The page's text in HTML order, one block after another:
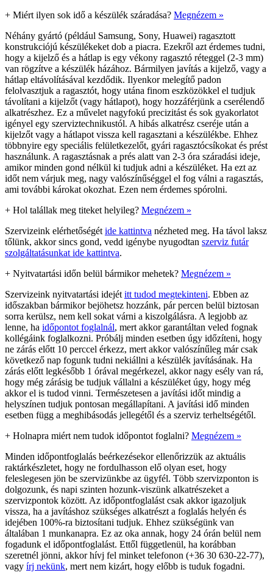
+ Miért ilyen sok idő a készülék száradása? Megnézem »
Néhány gyártó (például Samsung, Sony, Huawei) ragasztott
konstrukciójú készülékeket dob a piacra. Ezekről azt érdemes tudni,
hogy a kijelző és a hátlap is egy vékony ragasztó réteggel (2-3 mm)
van rögzítve a készülék házához. Bármilyen javítás a kijelző, vagy a
hátlap eltávolításával kezdődik. Ilyenkor melegítő padon
felolvasztjuk a ragasztót, hogy utána finom eszközökkel el tudjuk
távolítani a kijelzőt (vagy hátlapot), hogy hozzáférjünk a cserélendő
alkatrészhez. Ez a művelet nagyfokú precizitást és sok gyakorlatot
igényel egy szerviztechnikustól. A hibás alkatrész cseréje után a
kijelzőt vagy a hátlapot vissza kell ragasztani a készülékbe. Ehhez
többnyire egy speciális felületkezelőt, gyári ragasztócsíkokat és prést
használunk. A ragasztásnak a prés alatt van 2-3 óra száradási ideje,
amikor minden gond nélkül ki tudjuk adni a készüléket. Ha ezt az
időt nem várjuk meg, nagy valószínűséggel el fog válni a ragasztás,
ami további károkat okozhat. Ezen nem érdemes spórolni.
+ Hol talállak meg titeket helyileg? Megnézem »
Szervizeink elérhetőségét ide kattintva nézheted meg. Ha távol laksz
tőlünk, akkor sincs gond, vedd igénybe nyugodtan szerviz futár
szolgáltatásunkat ide kattintva.
+ Nyitvatartási időn belül bármikor mehetek? Megnézem »
Szervizeink nyitvatartási idejét itt tudod megtekinteni. Ebben az
időszakban bármikor bejöhetsz hozzánk, pár percen belül biztosan
sorra kerülsz, nem kell sokat várni a kiszolgálásra. A legjobb az
lenne, ha időpontot foglalnál, mert akkor garantáltan veled fognak
kollégáink foglalkozni. Próbálj minden esetben úgy időzíteni, hogy
ne zárás előtt 10 perccel érkezz, mert akkor valószínűleg már csak
következő nap fogunk tudni nekiállni a készülék javításának. Ha
zárás előtt legkésőbb 1 órával megérkezel, akkor nagy esély van rá,
hogy még zárásig be tudjuk vállalni a készüléket úgy, hogy még
akkor el is tudod vinni. Természetesen a javítási időt mindig a
helyszínen tudjuk pontosan megállapítani. A javítási idő minden
esetben függ a meghibásodás jellegétől és a szerviz terheltségétől.
+ Holnapra miért nem tudok időpontot foglalni? Megnézem »
Minden időpontfoglalás beérkezésekor ellenőrizzük az aktuális
raktárkészletet, hogy ne fordulhasson elő olyan eset, hogy
feleslegesen jön be szervizünkbe az ügyfél. Több szervizponton is
dolgozunk, és napi szinten hozunk-viszünk alkatrészeket a
szervizpontok között. Az időpontfoglalást csak akkor igazoljuk
vissza, ha a javításhoz szükséges alkatrészt a foglalás helyén és
idejében 100%-ra biztosítani tudjuk. Ehhez szükségünk van
általában 1 munkanapra. Ez az oka annak, hogy 24 órán belül nem
fogadunk el időpontfoglalást. Ettől függetlenül, ha korábban
szeretnél jönni, akkor hívj fel minket telefonon (+36 30 630-22-77),
vagy írj nekünk, mert nem kizárt, hogy előbb is tuduk fogadni.